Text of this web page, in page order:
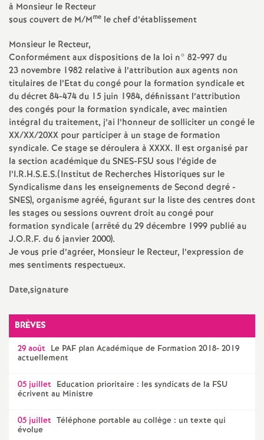
g
n
e
m
e
n
t
s
S
c
o
à Monsieur le Recteur
sous couvert de M/Mme le chef d’établissement
Monsieur le Recteur,
Conformément aux dispositions de la loi n° 82-997 du
23 novembre 1982 relative à l’attribution aux agents non
titulaires de l’Etat du congé pour la formation syndicale et
du décret 84-474 du 15 juin 1984, définissant l’attribution
des congés pour la formation syndicale, avec maintien
intégral du traitement, j’ai l’honneur de solliciter un congé le
XX/XX/20XX pour participer à un stage de formation
syndicale. Ce stage se déroulera à XXXX. Il est organisé par
la section académique duSNES-FSU sous l’égide de
l’I.R.H.S.E.S.(Institut de Recherches Historiques sur le
Syndicalisme dans les enseignements de Second degré -
SNES), organisme agréé, figurant sur la liste des centres dont
les stages ou sessions ouvrent droit au congé pour
formation syndicale (arrêté du 29 décembre 1999 publié au
J.O.R.F. du 6 janvier 2000).
Je vous prie d’agréer, Monsieur le Recteur, l’expression de
mes sentiments respectueux.
Date,signature
BRÈVES
29 août Le PAF plan Académique de Formation 2018- 2019
actuellement
05 juillet Education prioritaire : les syndicats de la FSU
écrivent au Ministre
05 juillet Téléphone portable au collège : un texte qui
évolue